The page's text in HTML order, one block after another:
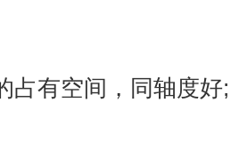
占有空间，同轴度好;